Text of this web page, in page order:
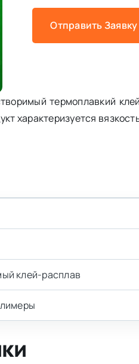
Отправить Заявку
термоплавкий
характеризуется
клей-расплав